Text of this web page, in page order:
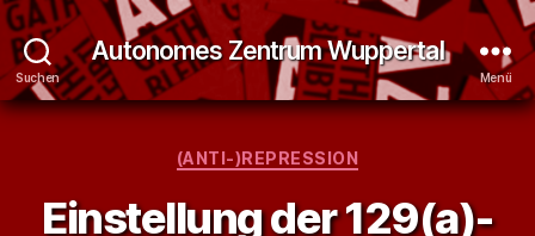
Suchen
Autonomes Zentrum Wuppertal
Menü
Kategorien
(ANTI-)REPRESSION
Einstellung der 129(a)-